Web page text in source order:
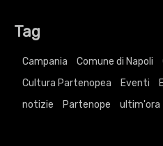
Tag
Campania Comune di Napoli
Cultura Partenopea
Eventi
notizie
Partenope ultim'ora